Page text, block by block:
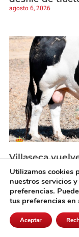
agosto 6, 2026
Villaseca
especialistas
Recortes
agosto 6, 2026
Utilizamos cookies
nuestros servicios
preferencias.
tus preferencias en
Aceptar